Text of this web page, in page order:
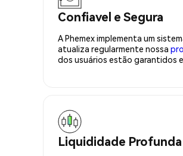
Confiavel e Segura
A Phemex implementa um
atualiza regularmente nossa
dos usuários estão garantidos
Liquididade Profunda